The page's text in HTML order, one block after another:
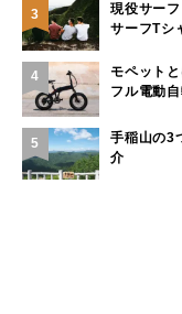
3
現役サー
サーフTシ
4
モペット
フル電動
5
手稲山の3
介